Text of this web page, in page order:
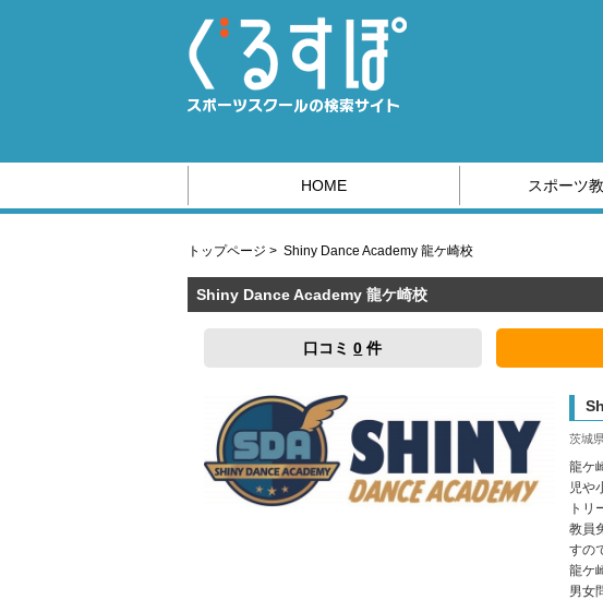
HOME スポーツ
トップページ > Shiny Dance Academy 龍ケ崎校
Shiny Dance Academy 龍ケ崎校
口コミ0 件
茨城
龍ケ
児や
トリ
教員
すの
龍ケ
男女